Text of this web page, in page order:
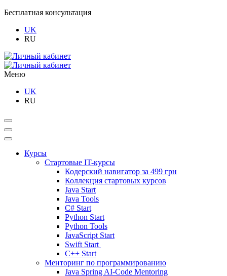
Бесплатная консультация
UK
RU
Меню
UK
RU
Курсы
Стартовые IT-курсы
Кодерский навигатор за 499 грн
Коллекция стартовых курсов
Java Start
Java Tools
C# Start
Python Start
Python Tools
JavaScript Start
Swift Start
C++ Start
Менторинг по программированию
Java Spring AI-Code Mentoring